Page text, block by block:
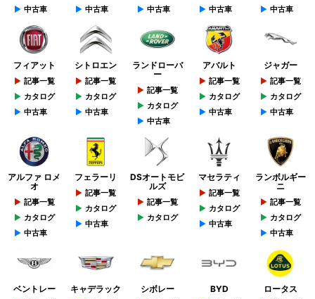
中古車
中古車
中古車
中古車
中古車
フィアット
記事一覧
カタログ
中古車
シトロエン
記事一覧
カタログ
中古車
ランドローバ
ー
記事一覧
カタログ
中古車
アバルト
記事一覧
カタログ
中古車
ジャガー
記事一覧
カタログ
中古車
アルファ ロメ
オ
記事一覧
カタログ
中古車
フェラーリ
記事一覧
カタログ
中古車
DSオートモビ
ルズ
記事一覧
カタログ
マセラティ
記事一覧
カタログ
中古車
ランボルギー
ニ
記事一覧
カタログ
中古車
ベントレー キャデラック シボレー BYD ロータス